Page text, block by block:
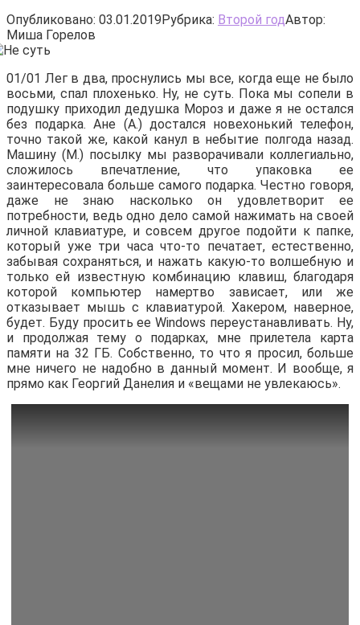
Опубликовано: 03.01.2019Рубрика: Второй годАвтор:
Миша Горелов
01/01 Лег в два, проснулись мы все, когда еще не было
восьми, спал плохенько. Ну, не суть. Пока мы сопели в
подушку приходил дедушка Мороз и даже я не остался
без подарка. Ане (А.) достался новехонький телефон,
точно такой же, какой канул в небытие полгода назад.
Машину (М.) посылку мы разворачивали коллегиально,
сложилось впечатление, что упаковка ее
заинтересовала больше самого подарка. Честно говоря,
даже не знаю насколько он удовлетворит ее
потребности, ведь одно дело самой нажимать на своей
личной клавиатуре, и совсем другое подойти к папке,
который уже три часа что-то печатает, естественно,
забывая сохраняться, и нажать какую-то волшебную и
только ей известную комбинацию клавиш, благодаря
которой компьютер намертво зависает, или же
отказывает мышь с клавиатурой. Хакером, наверное,
будет. Буду просить ее Windows переустанавливать. Ну,
и продолжая тему о подарках, мне прилетела карта
памяти на 32 ГБ. Собственно, то что я просил, больше
мне ничего не надобно в данный момент. И вообще, я
прямо как Георгий Данелия и «вещами не увлекаюсь».